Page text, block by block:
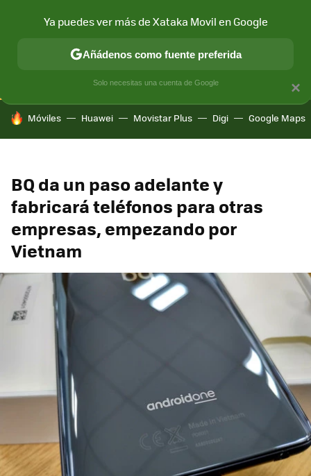
CONECTIVIDAD MÓVIL Y SOCIEDAD APLICACIONES
HOY SE HABLA DE
Móviles Huawei Movistar Plus Digi Google Maps
BQ da un paso adelante y
fabricará teléfonos para otras
empresas, empezando por
Vietnam
×
Ya puedes ver más de Xataka Movil en Google
Añádenos como fuente preferida
Solo necesitas una cuenta de Google